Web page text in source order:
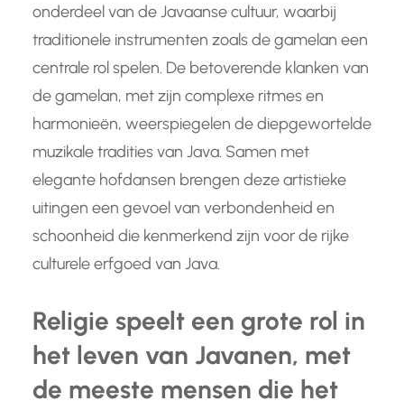
onderdeel van de Javaanse cultuur, waarbij
traditionele instrumenten zoals de gamelan een
centrale rol spelen. De betoverende klanken van
de gamelan, met zijn complexe ritmes en
harmonieën, weerspiegelen de diepgewortelde
muzikale tradities van Java. Samen met
elegante hofdansen brengen deze artistieke
uitingen een gevoel van verbondenheid en
schoonheid die kenmerkend zijn voor de rijke
culturele erfgoed van Java.
Religie speelt een grote rol in
het leven van Javanen, met
de meeste mensen die het